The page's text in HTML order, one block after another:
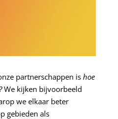
partnerschappen is hoe
We kijken bijvoorbeeld
we elkaar beter
gebieden als